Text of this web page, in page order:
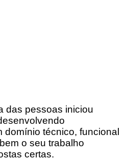
das pessoas iniciou
domínio técnico, funcional
o seu trabalho
certas.